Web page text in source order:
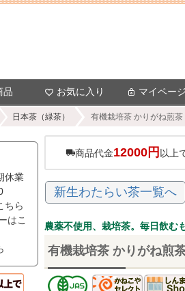
品 お気に入り マイページ
日本茶（緑茶） 有機栽培茶 かりがね煎
休業
ちら
はこ
商品代金12000円 以上
新生わたらい茶一覧へ
農薬不使用、栽培茶。毎日飲む
有機栽培茶 かりがね煎